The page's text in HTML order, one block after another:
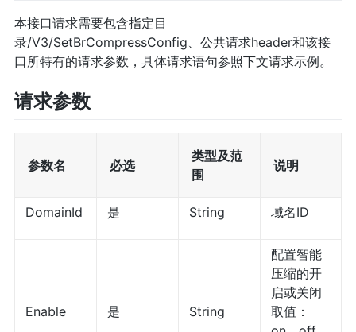
本接口请求需要包含指定目
录/V3/SetBrCompressConfig、公共请求header和该接
口所特有的请求参数，具体请求语句参照下文请求示例。
请求参数
参数名 必选
类型及范
围
说明
DomainId 是 String 域名ID
Enable 是 String
配置智能
压缩的开
启或关闭
取值：